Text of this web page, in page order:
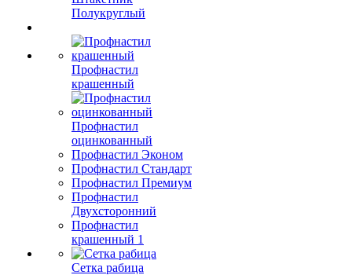
Полукруглый
Профнастил
крашенный
Профнастил
оцинкованный
Профнастил Эконом
Профнастил Стандарт
Профнастил Премиум
Профнастил
Двухсторонний
Профнастил
крашенный 1
Сетка рабица